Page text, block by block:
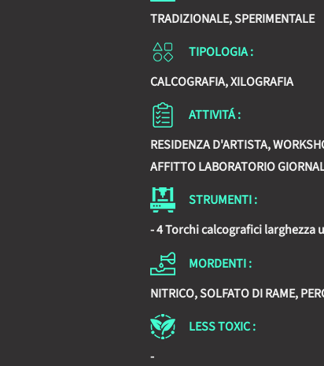
TRADIZIONALE, SPERIMENTALE
TIPOLOGIA :
CALCOGRAFIA, XILOGRAFIA
ATTIVITÁ :
RESIDENZA D'ARTISTA,
AFFITTO LABORATORIO
STRUMENTI :
- 4 Torchi calcografici larghezza
MORDENTI :
NITRICO, SOLFATO DI RAME,
LESS TOXIC :
-